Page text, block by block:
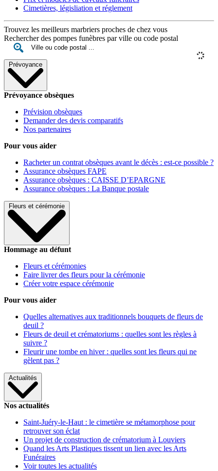
Cimetières, législiation et réglement
Trouvez les meilleurs marbriers proches de chez vous
Rechercher des pompes funèbres par ville ou code postal
Prévoyance
Prévoyance obsèques
Prévision obsèques
Demander des devis comparatifs
Nos partenaires
Pour vous aider
Racheter un contrat obsèques avant le décès : est-ce possible ?
Assurance obsèques FAPE
Assurance obsèques : CAISSE D’EPARGNE
Assurance obsèques : La Banque postale
Fleurs et cérémonie
Hommage au défunt
Fleurs et cérémonies
Faire livrer des fleurs pour la cérémonie
Créer votre espace cérémonie
Pour vous aider
Quelles alternatives aux traditionnels bouquets de fleurs de
deuil ?
Fleurs de deuil et crématoriums : quelles sont les règles à
suivre ?
Fleurir une tombe en hiver : quelles sont les fleurs qui ne
gèlent pas ?
Actualités
Nos actualités
Saint-Juéry-le-Haut : le cimetière se métamorphose pour
retrouver son éclat
Un projet de construction de crématorium à Louviers
Quand les Arts Plastiques tissent un lien avec les Arts
Funéraires
Voir toutes les actualités